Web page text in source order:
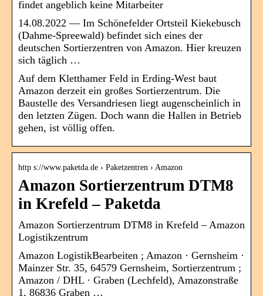
findet angeblich keine Mitarbeiter
14.08.2022 — Im Schönefelder Ortsteil Kiekebusch
(Dahme-Spreewald) befindet sich eines der
deutschen Sortierzentren von Amazon. Hier kreuzen
sich täglich …
Auf dem Kletthamer Feld in Erding-West baut
Amazon derzeit ein großes Sortierzentrum. Die
Baustelle des Versandriesen liegt augenscheinlich in
den letzten Zügen. Doch wann die Hallen in Betrieb
gehen, ist völlig offen.
http s://www.paketda.de › Paketzentren › Amazon
Amazon Sortierzentrum DTM8
in Krefeld – Paketda
Amazon Sortierzentrum DTM8 in Krefeld – Amazon
Logistikzentrum
Amazon LogistikBearbeiten ; Amazon · Gernsheim ·
Mainzer Str. 35, 64579 Gernsheim, Sortierzentrum ;
Amazon / DHL · Graben (Lechfeld), Amazonstraße
1, 86836 Graben …